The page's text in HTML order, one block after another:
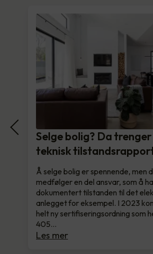
Selge bolig? Da trenger
teknisk
Å selge bolig er spennende, men
medfølger en del ansvar, som å ha
dokumentert tilstanden til det
anlegget for eksempel. I 2023
helt ny sertifiseringsordning som
405…
Les mer